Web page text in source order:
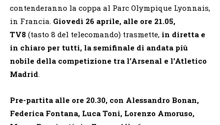
contenderanno la coppa al Parc Olympique Lyonnais,
in Francia. Giovedì 26 aprile, alle ore 21.05,
TV8 (tasto 8 del telecomando) trasmette, in diretta e
in chiaro per tutti, la semifinale di andata più
nobile della competizione tra l’Arsenal e l’Atletico
Madrid.
Pre-partita alle ore 20.30, con Alessandro Bonan,
Federica Fontana, Luca Toni, Lorenzo Amoruso,